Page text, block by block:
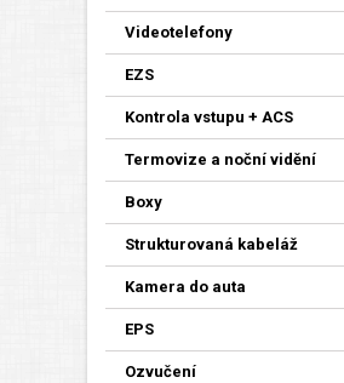
Videotelefony
EZS
Kontrola vstupu + ACS
Termovize a noční vidění
Boxy
Strukturovaná kabeláž
Kamera do auta
EPS
Ozvučení